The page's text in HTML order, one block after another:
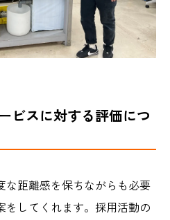
ビスに対する評価につ
な距離感を保ちながらも必要
をしてくれます。採用活動の